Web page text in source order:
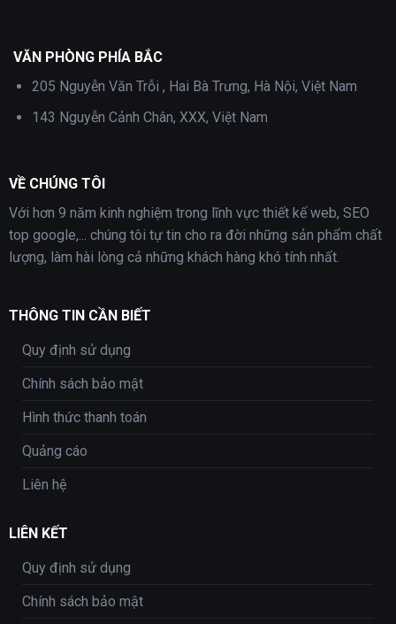
VĂN PHÒNG PHÍA BẮC
205 Nguyễn Văn Trỗi , Hai Bà Trưng, Hà Nội, Việt Nam
143 Nguyễn Cảnh Chân, XXX, Việt Nam
VỀ CHÚNG TÔI
Với hơn 9 năm kinh nghiệm trong lĩnh vực thiết kế web, SEO
top google,... chúng tôi tự tin cho ra đời những sản phẩm chất
lượng, làm hài lòng cả những khách hàng khó tính nhất.
THÔNG TIN CẦN BIẾT
Quy định sử dụng
Chính sách bảo mật
Hình thức thanh toán
Quảng cáo
Liên hệ
LIÊN KẾT
Quy định sử dụng
Chính sách bảo mật